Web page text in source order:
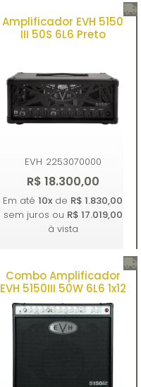
Comprar
Amplificador EVH 5150
III 50S 6L6 Preto
EVH 2253070000
R$ 18.300,00
Comprar
Em até 10x de R$ 1.830,00
sem juros ou R$ 17.019,00
à vista
Combo Amplificador
EVH 5150III 50W 6L6 1x12